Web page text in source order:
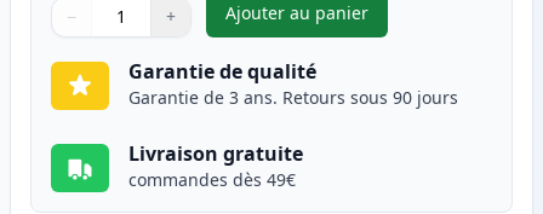
Quantité
Utilisez les boutons pour ajuster
− +
Quantité
Ajouter au panier
,Canon CLI-8C cartouche
Garantie de qualité
Garantie de 3 ans. Retours sous 90 jours
Livraison gratuite
commandes dès 49€